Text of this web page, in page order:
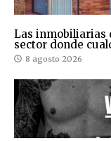
Las inmobiliarias
sector donde
8 agosto 2026